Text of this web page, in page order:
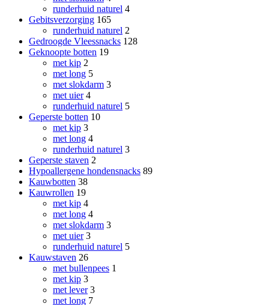
runderhuid naturel 4
Gebitsverzorging 165
runderhuid naturel 2
Gedroogde Vleessnacks 128
Geknoopte botten 19
met kip 2
met long 5
met slokdarm 3
met uier 4
runderhuid naturel 5
Geperste botten 10
met kip 3
met long 4
runderhuid naturel 3
Geperste staven 2
Hypoallergene hondensnacks 89
Kauwbotten 38
Kauwrollen 19
met kip 4
met long 4
met slokdarm 3
met uier 3
runderhuid naturel 5
Kauwstaven 26
met bullenpees 1
met kip 3
met lever 3
met long 7